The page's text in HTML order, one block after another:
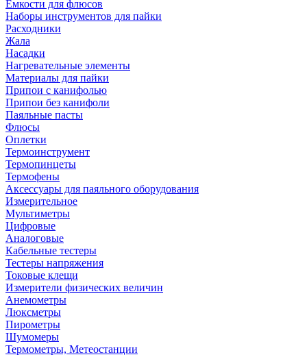
Емкости для флюсов
Наборы инструментов для пайки
Расходники
Жала
Насадки
Нагревательные элементы
Материалы для пайки
Припои с канифолью
Припои без канифоли
Паяльные пасты
Флюсы
Оплетки
Термоинструмент
Термопинцеты
Термофены
Аксессуары для паяльного оборудования
Измерительное
Мультиметры
Цифровые
Аналоговые
Кабельные тестеры
Тестеры напряжения
Токовые клещи
Измерители физических величин
Анемометры
Люксметры
Пирометры
Шумомеры
Термометры, Метеостанции